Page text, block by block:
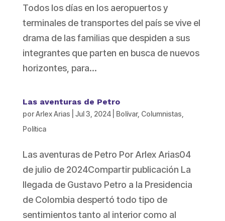
Todos los días en los aeropuertos y
terminales de transportes del país se vive el
drama de las familias que despiden a sus
integrantes que parten en busca de nuevos
horizontes, para...
Las aventuras de Petro
porArlex Arias Jul 3, 2024| Bolívar, Columnistas
Política
Las aventuras de Petro Por Arlex Arias04
de julio de 2024Compartir publicación La
llegada de Gustavo Petro a la Presidencia
de Colombia despertó todo tipo de
sentimientos tanto al interior como al